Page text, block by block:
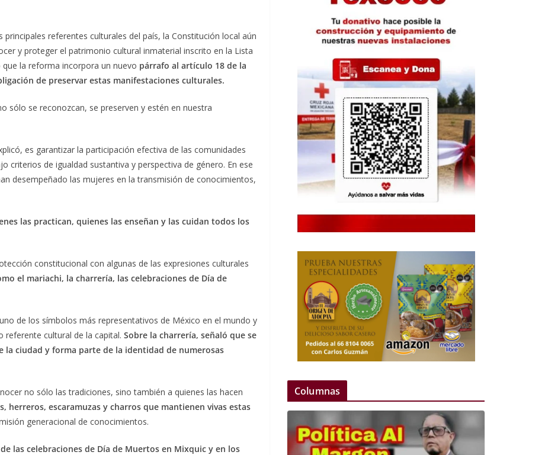
referentes culturales del país, la Constitución local aún
y proteger el patrimonio cultural inmaterial inscrito en la Lista
que la reforma incorpora un nuevo párrafo al artículo 18 de la
de preservar estas manifestaciones culturales.
sólo se reconozcan, se preserven y estén en nuestra
es garantizar la participación efectiva de las comunidades
criterios de igualdad sustantiva y perspectiva de género. En ese
desempeñado las mujeres en la transmisión de conocimientos,
las practican, quienes las enseñan y las cuidan todos los
constitucional con algunas de las expresiones culturales
el mariachi, la charrería, las celebraciones de Día de
de los símbolos más representativos de México en el mundo y
referente cultural de la capital. Sobre la charrería, señaló que se
la ciudad y forma parte de la identidad de numerosas
no sólo las tradiciones, sino también a quienes las hacen
herreros, escaramuzas y charros que mantienen vivas estas
generacional de conocimientos.
las celebraciones de Día de Muertos en Mixquic y en los
Columnas